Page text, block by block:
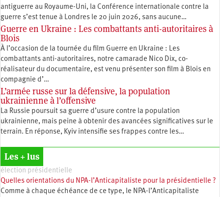
antiguerre au Royaume-Uni, la Conférence internationale contre la
guerre s’est tenue à Londres le 20 juin 2026, sans aucune…
Guerre en Ukraine : Les combattants anti-autoritaires à
Blois
À l’occasion de la tournée du film Guerre en Ukraine : Les
combattants anti-autoritaires, notre camarade Nico Dix, co-
réalisateur du documentaire, est venu présenter son film à Blois en
compagnie d’…
L’armée russe sur la défensive, la population
ukrainienne à l’offensive
La Russie poursuit sa guerre d’usure contre la population
ukrainienne, mais peine à obtenir des avancées significatives sur le
terrain. En réponse, Kyiv intensifie ses frappes contre les…
Les + lus
élection présidentielle
Quelles orientations du NPA-l’Anticapitaliste pour la présidentielle ?
Comme à chaque échéance de ce type, le NPA-l’Anticapitaliste